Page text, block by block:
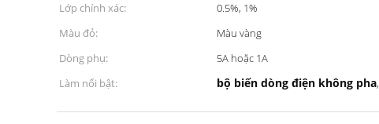
Lớp chính xác: 0.5%, 1%
Màu đỏ:
Màu vàng
Dòng phụ:
5A hoặc 1A
Làm nổi bật:
bộ biến dòng điện không pha,